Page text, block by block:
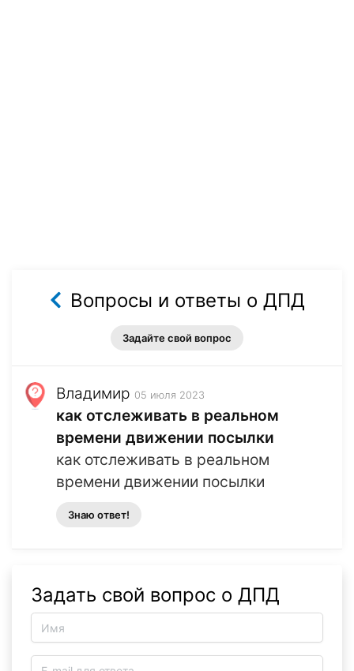
Вопросы и ответы о ДПД
Задайте свой вопрос
Владимир 05 июля 2023
как отслеживать в реальном
времени движении посылки
как отслеживать в реальном
времени движении посылки
Знаю ответ!
Задать свой вопрос о ДПД